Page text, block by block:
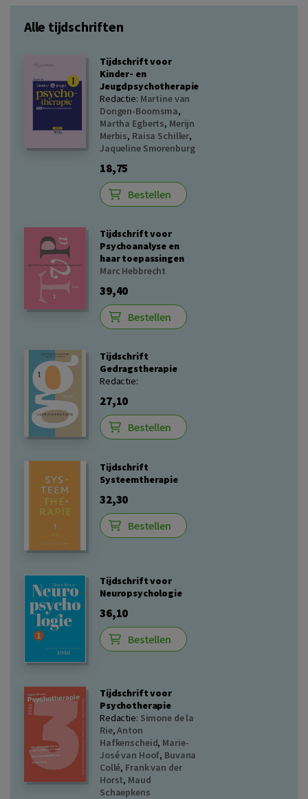
Alle tijdschriften
Tijdschrift voor
Kinder- en
Jeugdpsychotherapie
Redactie: Martine van
Dongen-Boomsma,
Martha Egberts, Merijn
Merbis, Raisa Schiller,
Jaqueline Smorenburg
18,75
Bestellen
Tijdschrift voor
Psychoanalyse en
haar toepassingen
Marc Hebbrecht
39,40
Bestellen
Tijdschrift
Gedragstherapie
Redactie:
27,10
Bestellen
Tijdschrift
Systeemtherapie
32,30
Bestellen
Tijdschrift voor
Neuropsychologie
36,10
Bestellen
Tijdschrift voor
Psychotherapie
Redactie: Simone de la
Rie,Anton
Hafkenscheid, Marie-
José van Hoof, Buvana
Collé, Frank van der
Horst, Maud
Schaepkens